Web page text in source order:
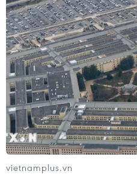
gia đình như bao người
doanh nhân vẫn chẳng hề
tranh ngày càng khốc liệt
vietnamplus.vn